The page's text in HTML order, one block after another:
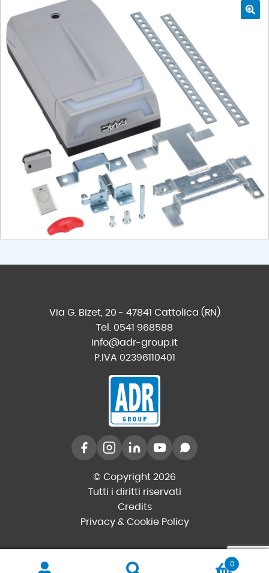
Via G. Bizet, 20 - 47841 Cattolica (RN)
Tel. 0541 968588
info@adr-group.it
P.IVA 02396110401
© Copyright 2026
Tutti i diritti riservati
Credits
Privacy & Cookie Policy
0